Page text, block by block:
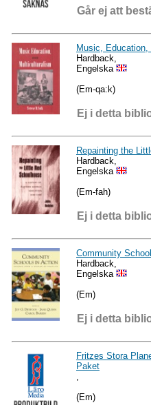
Går ej att
Music,
Hardback,
Engelska
(Em-qa:k)
Ej i detta
Repainting the
Hardback,
Engelska
(Em-fah)
Ej i detta
Community
Hardback,
Engelska
(Em)
Ej i detta
Fritzes Stora
Paket
(Em)